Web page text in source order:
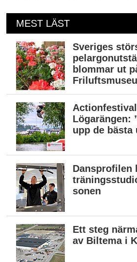
MEST LÄST
Sveriges
blommar ut
Lögarängen:
upp de bästa
Dansprofilen
sonen
Ett steg
av Biltema i